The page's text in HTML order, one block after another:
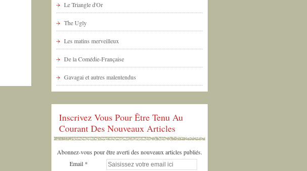
Le Triangle d'Or
The Ugly
Les matins merveilleux
De la Comédie-Française
Gavagai et autres malentendus
Inscrivez Vous Pour Être Tenu Au
Courant Des Nouveaux Articles
Abonnez-vous pour être averti des nouveaux articles publiés.
Email